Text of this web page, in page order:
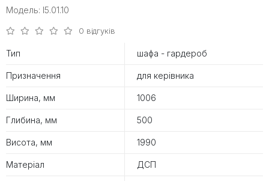
Модель: I5.01.10
0 відгуків
Тип шафа - гардероб
Призначення для керівника
Ширина, мм 1006
Глибина, мм 500
Висота, мм 1990
Матеріал ДСП